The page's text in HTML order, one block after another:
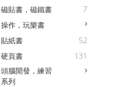
磁貼書，磁鐵書 7
操作，玩樂書
貼紙書
52
硬頁書 131
頭腦開發，練習
系列